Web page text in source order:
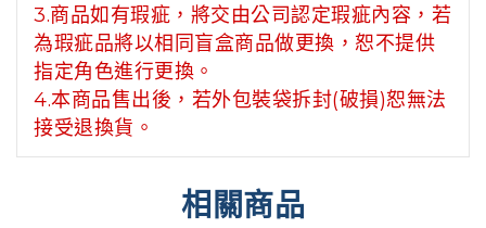
3.商品如有瑕疵，將交由公司認定瑕疵內容，若
為瑕疵品將以相同盲盒商品做更換，恕不提供
指定角色進行更換。
4.本商品售出後，若外包裝袋拆封(破損)恕無法
接受退換貨。
相關商品